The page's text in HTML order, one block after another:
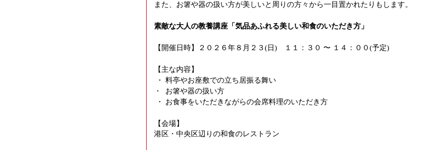
また、お箸や器の扱い方が美しいと周りの方々から一目置かれたりもします。
素敵な大人の教養講座「気品あふれる美しい和食のいただき方」
【開催日時】２０２６年８月２３(日) １１：３０ 〜 １４：００(予定)
【主な内容】
・ 料亭やお座敷での立ち居振る舞い
・ お箸や器の扱い方
・ お食事をいただきながらの会席料理のいただき方
【会場】
港区・中央区辺りの和食のレストラン